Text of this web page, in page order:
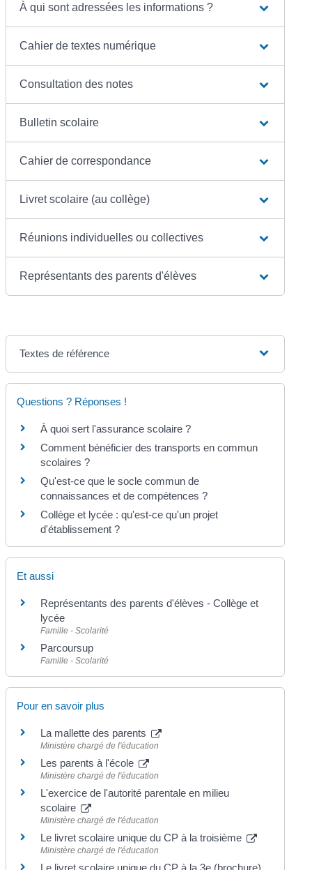
À qui sont adressées les informations ?
Cahier de textes numérique
Consultation des notes
Bulletin scolaire
Cahier de correspondance
Livret scolaire (au collège)
Réunions individuelles ou collectives
Représentants des parents d'élèves
Textes de référence
Questions ? Réponses !
À quoi sert l'assurance scolaire ?
Comment bénéficier des transports en commun
scolaires ?
Qu'est-ce que le socle commun de
connaissances et de compétences ?
Collège et lycée : qu'est-ce qu'un projet
d'établissement ?
Et aussi
Représentants des parents d'élèves - Collège et
lycée
Famille - Scolarité
Parcoursup
Famille - Scolarité
Pour en savoir plus
La mallette des parents
Ministère chargé de l'éducation
Les parents à l'école
Ministère chargé de l'éducation
L'exercice de l'autorité parentale en milieu
scolaire
Ministère chargé de l'éducation
Le livret scolaire unique du CP à la troisième
Ministère chargé de l'éducation